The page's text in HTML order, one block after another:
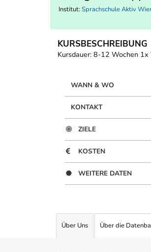
Institut: Sprachschule Aktiv
KURSBESCHREIBUNG
Kursdauer: 8-12 Wochen 1x
WANN & WO
KONTAKT
ZIELE
KOSTEN
WEITERE DATEN
Über Uns Über die